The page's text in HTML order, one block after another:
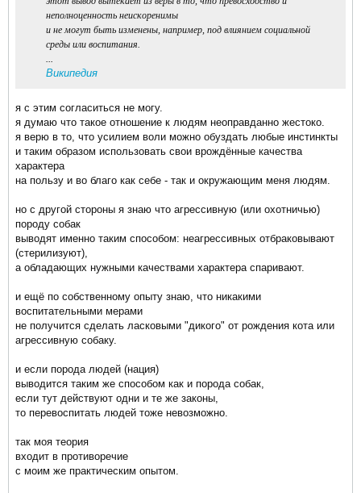
неполноценность неискоренимы
и не могут быть изменены, например, под влиянием социальной
среды или воспитания.
...
Википедия
я с этим согласиться не могу.
я думаю что такое отношение к людям неоправданно жестоко.
я верю в то, что усилием воли можно обуздать любые инстинкты
и таким образом использовать свои врождённые качества
характера
на пользу и во благо как себе - так и окружающим меня людям.
но с другой стороны я знаю что агрессивную (или охотничью)
породу собак
выводят именно таким способом: неагрессивных отбраковывают
(стерилизуют),
а обладающих нужными качествами характера спаривают.
и ещё по собственному опыту знаю, что никакими
воспитательными мерами
не получится сделать ласковыми "дикого" от рождения кота или
агрессивную собаку.
и если порода людей (нация)
выводится таким же способом как и порода собак,
если тут действуют одни и те же законы,
то перевоспитать людей тоже невозможно.
так моя теория
входит в противоречие
с моим же практическим опытом.